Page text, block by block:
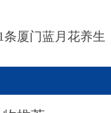
条厦门蓝月花养生